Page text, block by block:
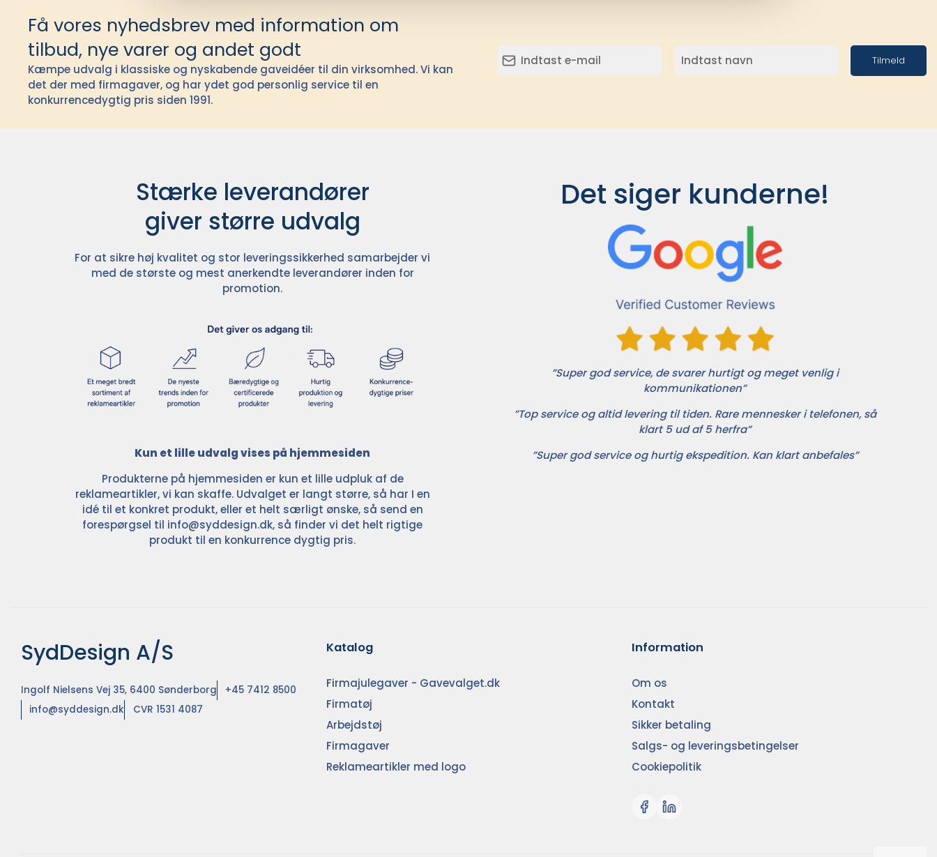
Få vores nyhedsbrev med information om
tilbud, nye varer og andet godt
Kæmpe udvalg i klassiske og nyskabende gaveidéer til din virksomhed. Vi kan
det der med firmagaver, og har ydet god personlig service til en
konkurrencedygtig pris siden 1991.
Tilmeld
Stærke leverandører
giver større udvalg
For at sikre høj kvalitet og stor leveringssikkerhed samarbejder vi
med de største og mest anerkendte leverandører inden for
promotion.
Kun et lille udvalg vises på hjemmesiden
Produkterne på hjemmesiden er kun et lille udpluk af de
reklameartikler, vi kan skaffe. Udvalget er langt større, så har I en
idé til et konkret produkt, eller et helt særligt ønske, så send en
forespørgsel til info@syddesign.dk, så finder vi det helt rigtige
produkt til en konkurrence dygtig pris.
Det siger kunderne!
”Super god service, de svarer hurtigt og meget venlig i
kommunikationen”
”Top service og altid levering til tiden. Rare mennesker i telefonen, så
klart 5 ud af 5 herfra”
”Super god service og hurtig ekspedition. Kan klart anbefales”
SydDesign A/S
Ingolf Nielsens Vej 35, 6400 Sønderborg
+45 7412 8500
info@syddesign.dk
CVR 1531 4087
Katalog
Firmajulegaver - Gavevalget.dk
Firmatøj
Arbejdstøj
Firmagaver
Reklameartikler med logo
Information
Om os
Kontakt
Sikker betaling
Salgs- og leveringsbetingelser
Cookiepolitik